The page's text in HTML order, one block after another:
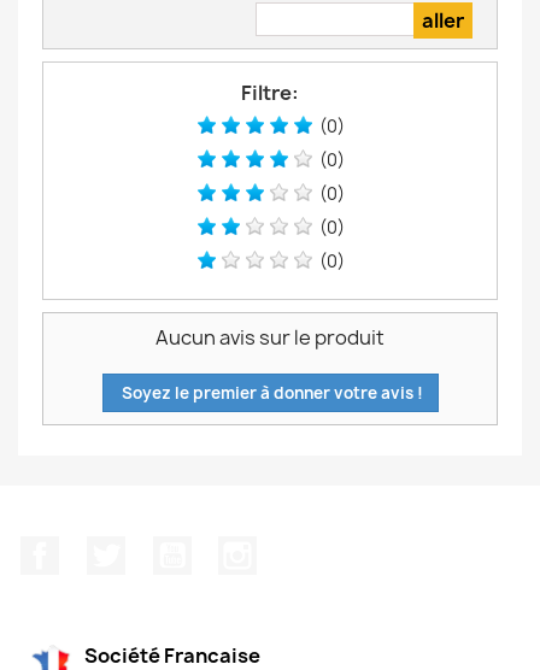
Filtre:
(0)
(0)
(0)
(0)
(0)
Aucun avis sur le produit
Soyez le premier à donner votre avis !
Société Francaise